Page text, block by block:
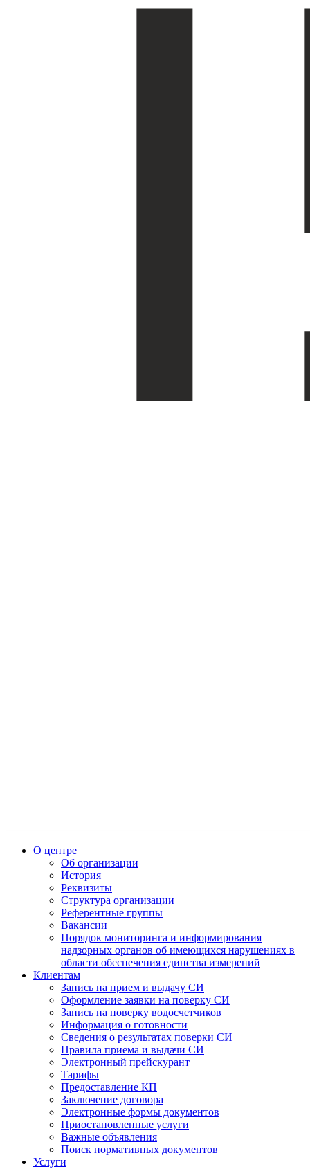
О центре
Об организации
История
Реквизиты
Структура организации
Референтные группы
Вакансии
Порядок мониторинга и информирования
надзорных органов об имеющихся нарушениях в
области обеспечения единства измерений
Клиентам
Запись на прием и выдачу СИ
Оформление заявки на поверку СИ
Запись на поверку водосчетчиков
Информация о готовности
Сведения о результатах поверки СИ
Правила приема и выдачи СИ
Электронный прейскурант
Тарифы
Предоставление КП
Заключение договора
Электронные формы документов
Приостановленные услуги
Важные объявления
Поиск нормативных документов
Услуги